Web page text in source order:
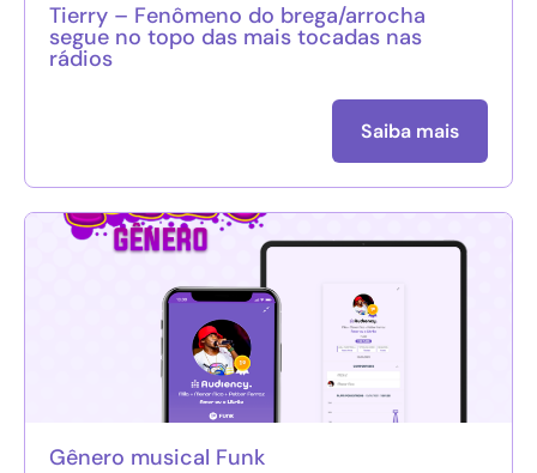
Tierry – Fenômeno do brega/arrocha
segue no topo das mais tocadas nas
rádios
Saiba mais
Gênero musical Funk